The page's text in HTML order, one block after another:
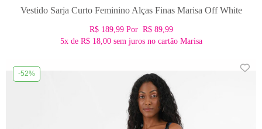
Vestido Sarja Curto Feminino Alças Finas Marisa Off White
R$ 189,99 Por R$ 89,99
5xde R$ 18,00sem juros no cartão Marisa
-52%